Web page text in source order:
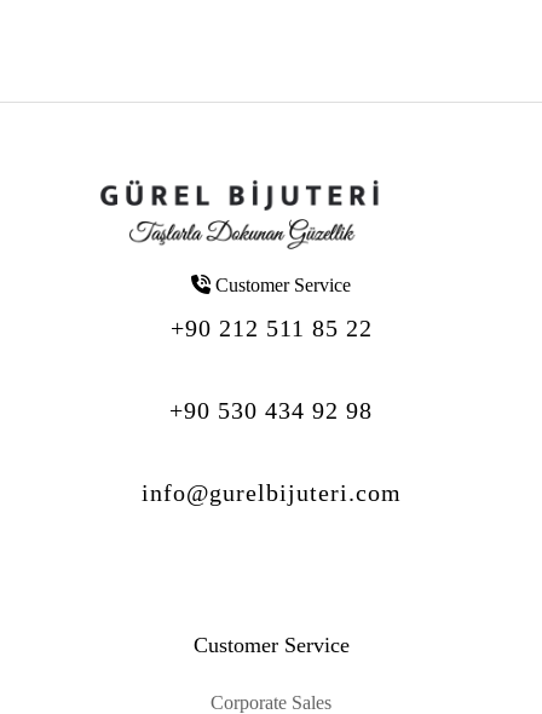
Customer Service
+90 212 511 85 22
+90 530 434 92 98
info@gurelbijuteri.com
Customer Service
Corporate Sales